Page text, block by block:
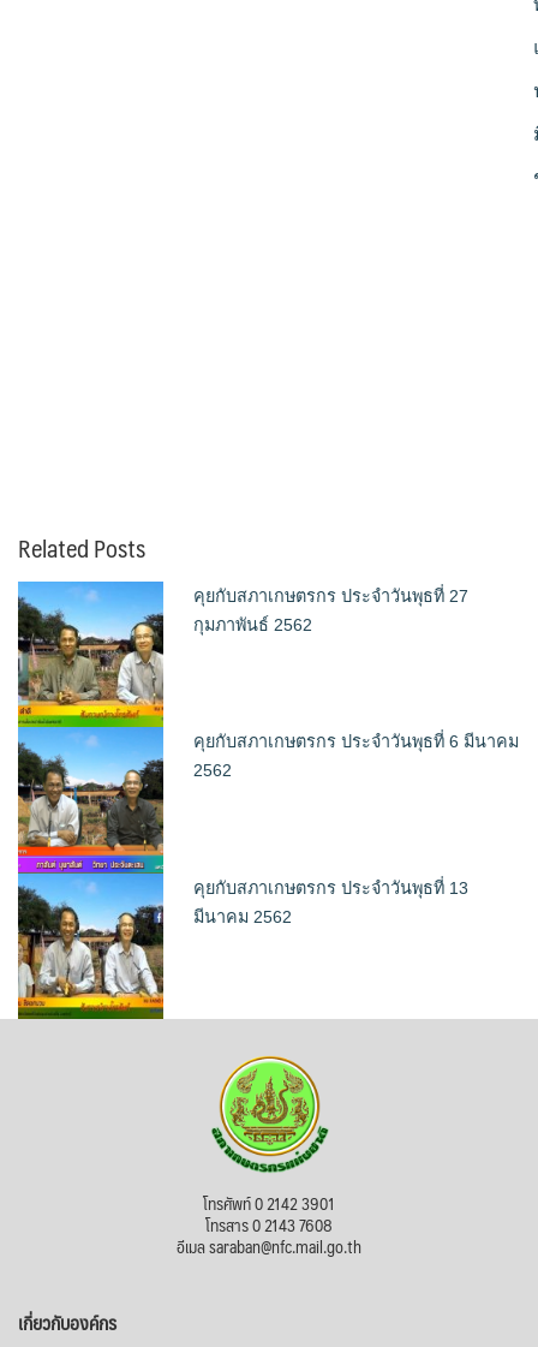
Related Posts
คุยกับสภาเกษตรกร ประจำวันพุธที่ 27
กุมภาพันธ์ 2562
คุยกับสภาเกษตรกร ประจำวันพุธที่ 6 มีนาคม
2562
คุยกับสภาเกษตรกร ประจำวันพุธที่ 13
มีนาคม 2562
โทรศัพท์ 0 2142 3901
โทรสาร 0 2143 7608
อีเมล saraban@nfc.mail.go.th
เกี่ยวกับองค์กร